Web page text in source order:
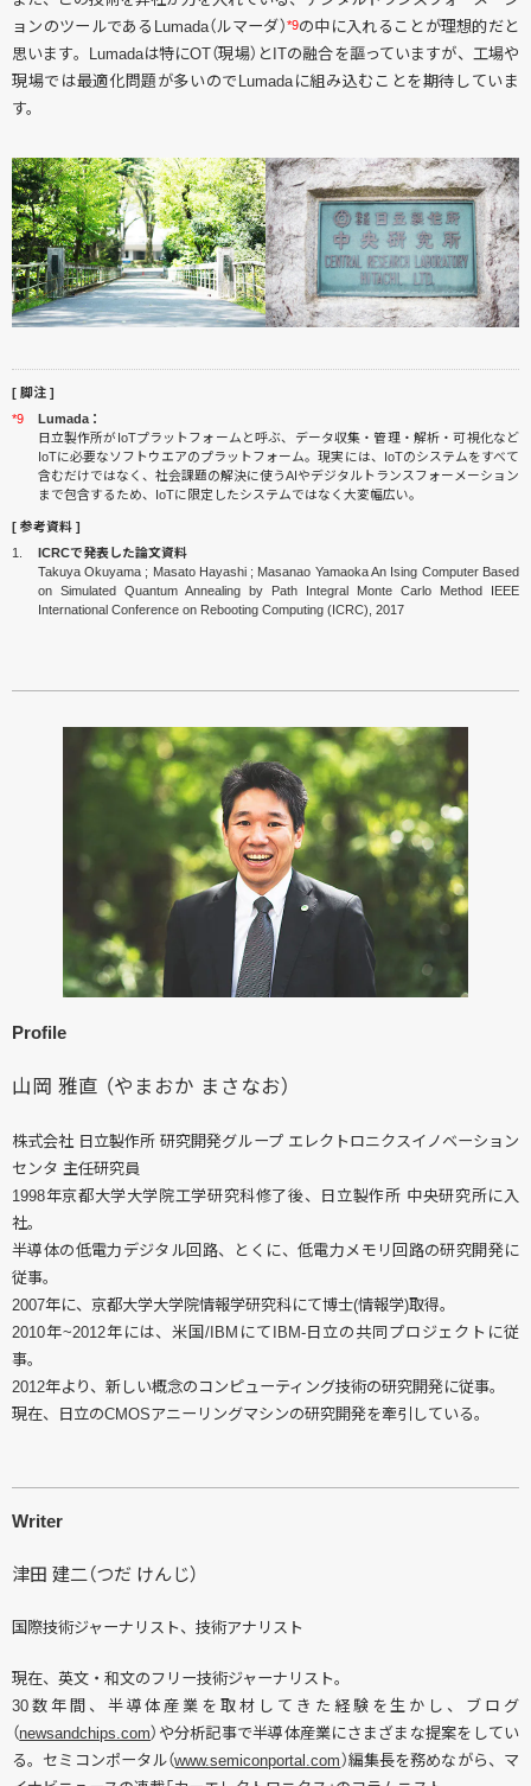
ョンのツールであるLumada（ルマーダ）*9の中に入れることが理想的だと
思います。Lumadaは特にOT（現場）とITの融合を謳っていますが、工場や
現場では最適化問題が多いのでLumadaに組み込むことを期待していま
す。
[ 脚注 ]
*9
Lumada：
日立製作所がIoTプラットフォームと呼ぶ、データ収集・管理・解析・可視化など
IoTに必要なソフトウエアのプラットフォーム。現実には、IoTのシステムをすべて
含むだけではなく、社会課題の解決に使うAIやデジタルトランスフォーメーション
まで包含するため、IoTに限定したシステムではなく大変幅広い。
[ 参考資料 ]
1.
ICRCで発表した論文資料
Takuya Okuyama ; Masato Hayashi ; Masanao Yamaoka An Ising Computer Based
on Simulated Quantum Annealing by Path Integral Monte Carlo Method IEEE
International Conference on Rebooting Computing (ICRC), 2017
Profile
山岡 雅直 （やまおか まさなお）
株式会社 日立製作所 研究開発グループ エレクトロニクスイノベーション
センタ 主任研究員
1998年京都大学大学院工学研究科修了後、日立製作所 中央研究所に入
社。
半導体の低電力デジタル回路、とくに、低電力メモリ回路の研究開発に
従事。
2007年に、京都大学大学院情報学研究科にて博士(情報学)取得。
2010年~2012年には、米国/IBMにてIBM-日立の共同プロジェクトに従
事。
2012年より、新しい概念のコンピューティング技術の研究開発に従事。
現在、日立のCMOSアニーリングマシンの研究開発を牽引している。
Writer
津田 建二（つだ けんじ）
国際技術ジャーナリスト、技術アナリスト
現在、英文・和文のフリー技術ジャーナリスト。
30数年間、半導体産業を取材してきた経験を生かし、ブログ
（newsandchips.com）や分析記事で半導体産業にさまざまな提案をしてい
る。セミコンポータル（www.semiconportal.com ）編集長を務めながら、マ